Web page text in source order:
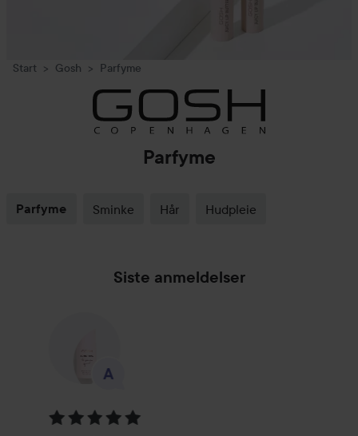
Start Gosh Parfyme
Parfyme
Parfyme Sminke Hår Hudpleie
Siste anmeldelser
Vurdering: 5 av 5